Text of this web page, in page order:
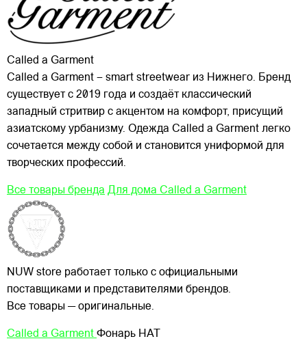
Called a Garment
Called a Garment – smart streetwear из Нижнего. Бренд
существует с 2019 года и создаёт классический
западный стритвир с акцентом на комфорт, присущий
азиатскому урбанизму. Одежда Called a Garment легко
сочетается между собой и становится униформой для
творческих профессий.
Все товары бренда Для дома Called a Garment
NUW store работает только с официальными
поставщиками и представителями брендов.
Все товары — оригинальные.
Called a Garment Фонарь HAT